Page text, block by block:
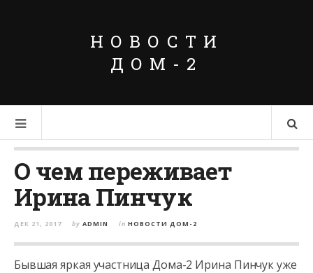
НОВОСТИ
ДОМ-2
О чем переживает
Ирина Пинчук
ДЕК 21, 2017 by ADMIN in НОВОСТИ ДОМ-2
Бывшая яркая участница Дома-2 Ирина Пинчук уже